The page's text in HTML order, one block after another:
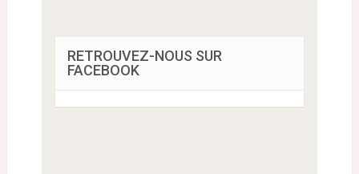
RETROUVEZ-NOUS SUR
FACEBOOK